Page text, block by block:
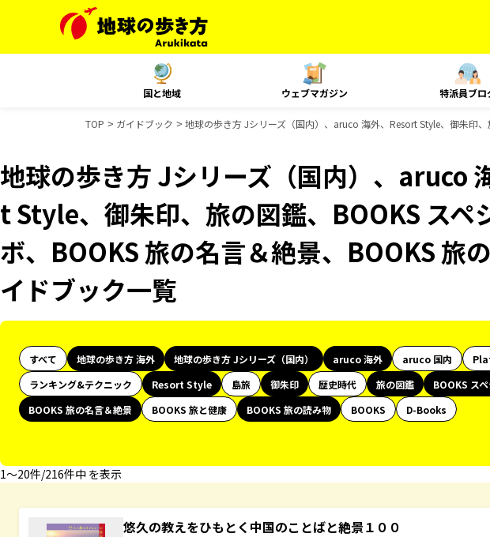
国と地域 ウェブマガジン 特派員ブロ
TOP ガイドブック 地球の歩き方 Jシリーズ（国内）、aruco 海外、Resort Style、御朱印
地球の歩き方 Jシリーズ（国内）、aruco
t Style、御朱印、旅の図鑑、BOOKS スペ
ボ、BOOKS 旅の名言＆絶景、BOOKS 旅
イドブック一覧
すべて 地球の歩き方 海外 地球の歩き方 Jシリーズ（国内） aruco 海外 aruco 国内
ランキング&テクニック
Resort Style 島旅 御朱印 歴史時代 旅の図鑑
BOOKS ス
BOOKS 旅の名言＆絶景
BOOKS 旅と健康 BOOKS 旅の読み物 BOOKS
D-Books
1〜20件/216件中 を表示
悠久の教えをひもとく中国のことばと絶景１００